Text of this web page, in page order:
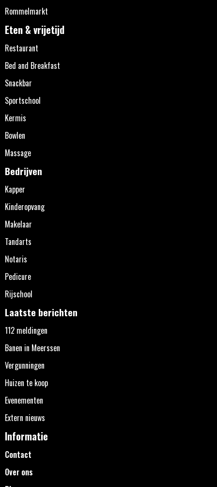
Rommelmarkt
Eten & vrijetijd
Restaurant
Bed and Breakfast
Snackbar
Sportschool
Kermis
Bowlen
Massage
Bedrijven
Kapper
Kinderopvang
Makelaar
Tandarts
Notaris
Pedicure
Rijschool
Laatste berichten
112 meldingen
Banen in Meerssen
Vergunningen
Huizen te koop
Evenementen
Extern nieuws
Informatie
Contact
Over ons